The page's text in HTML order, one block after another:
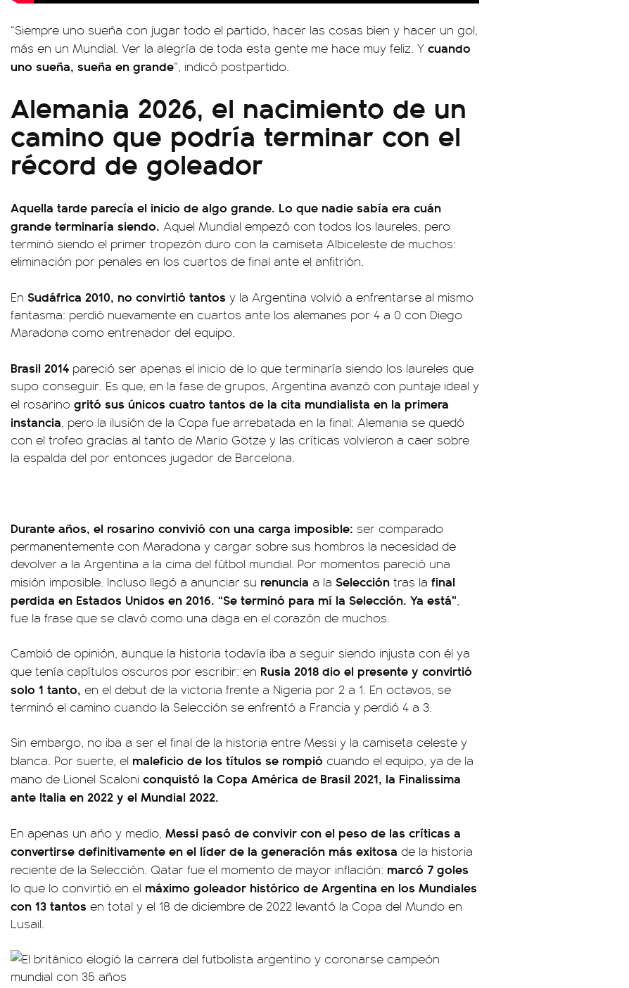
“Siempre uno sueña con jugar todo el partido, hacer las cosas bien y hacer un gol,
más en un Mundial. Ver la alegría de toda esta gente me hace muy feliz. Y cuando
uno sueña, sueña en grande”, indicó postpartido.
Alemania 2026, el nacimiento de un
camino que podría terminar con el
récord de goleador
Aquella tarde parecía el inicio de algo grande. Lo que nadie sabía era cuán
grande terminaría siendo. Aquel Mundial empezó con todos los laureles, pero
terminó siendo el primer tropezón duro con la camiseta Albiceleste de muchos:
eliminación por penales en los cuartos de final ante el anfitrión.
En Sudáfrica 2010, no convirtió tantos y la Argentina volvió a enfrentarse al mismo
fantasma: perdió nuevamente en cuartos ante los alemanes por 4 a 0 con Diego
Maradona como entrenador del equipo.
Brasil 2014 pareció ser apenas el inicio de lo que terminaría siendo los laureles que
supo conseguir. Es que, en la fase de grupos, Argentina avanzó con puntaje ideal y
el rosarino gritó sus únicos cuatro tantos de la cita mundialista en la primera
instancia , pero la ilusión de la Copa fue arrebatada en la final: Alemania se quedó
con el trofeo gracias al tanto de Mario Götze y las críticas volvieron a caer sobre
la espalda del por entonces jugador de Barcelona.
Durante años, el rosarino convivió con una carga imposible: ser comparado
permanentemente con Maradona y cargar sobre sus hombros la necesidad de
devolver a la Argentina a la cima del fútbol mundial. Por momentos pareció una
misión imposible. Incluso llegó a anunciar su renuncia a la Selección tras la final
perdida en Estados Unidos en 2016. “Se terminó para mí la Selección. Ya está”
fue la frase que se clavó como una daga en el corazón de muchos.
Cambió de opinión, aunque la historia todavía iba a seguir siendo injusta con él ya
que tenía capítulos oscuros por escribir: en Rusia 2018 dio el presente y convirtió
solo 1 tanto, en el debut de la victoria frente a Nigeria por 2 a 1. En octavos, se
terminó el camino cuando la Selección se enfrentó a Francia y perdió 4 a 3.
Sin embargo, no iba a ser el final de la historia entre Messi y la camiseta celeste y
blanca. Por suerte, el maleficio de los títulos se rompió cuando el equipo, ya de la
mano de Lionel Scaloni conquistó la Copa América de Brasil 2021, la Finalissima
ante Italia en 2022 y el Mundial 2022.
En apenas un año y medio, Messi pasó de convivir con el peso de las críticas a
convertirse definitivamente en el líder de la generación más exitosa de la historia
reciente de la Selección. Qatar fue el momento de mayor inflación: marcó 7 goles
lo que lo convirtió en el máximo goleador histórico de Argentina en los Mundiales
con 13 tantos en total y el 18 de diciembre de 2022 levantó la Copa del Mundo en
Lusail.